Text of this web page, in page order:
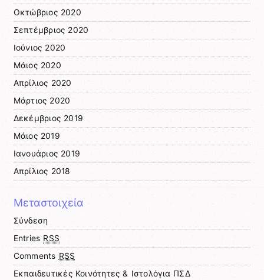
Οκτώβριος 2020
Σεπτέμβριος 2020
Ιούνιος 2020
Μάιος 2020
Απρίλιος 2020
Μάρτιος 2020
Δεκέμβριος 2019
Μάιος 2019
Ιανουάριος 2019
Απρίλιος 2018
Μεταστοιχεία
Σύνδεση
Entries RSS
Comments RSS
Εκπαιδευτικές Κοινότητες & Ιστολόγια ΠΣΔ